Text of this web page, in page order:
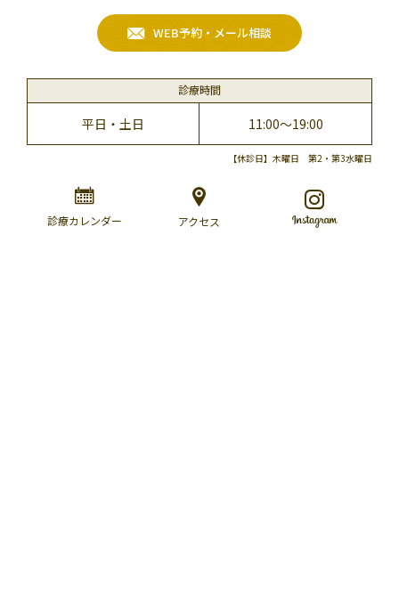
WEB予約・メール相談
診療時間
平日・土日 11:00～19:00
【休診日】木曜日 第2・第3水曜日
診療カレンダー アクセス